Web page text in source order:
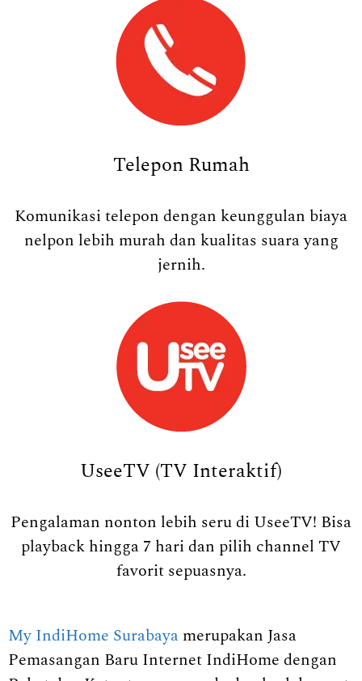
Telepon Rumah
Komunikasi telepon dengan keunggulan biaya
nelpon lebih murah dan kualitas suara yang
jernih.
UseeTV (TV Interaktif)
Pengalaman nonton lebih seru di UseeTV! Bisa
playback hingga 7 hari dan pilih channel TV
favorit sepuasnya.
My IndiHome Surabaya merupakan Jasa
Pemasangan Baru Internet IndiHome dengan